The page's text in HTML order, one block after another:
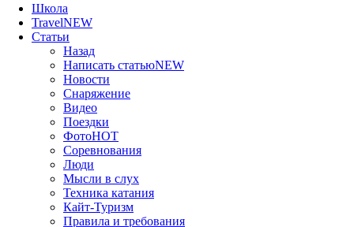
Школа
TravelNEW
Статьи
Назад
Написать статьюNEW
Новости
Снаряжение
Видео
Поездки
ФотоHOT
Соревнования
Люди
Мысли в слух
Техника катания
Кайт-Туризм
Правила и требования